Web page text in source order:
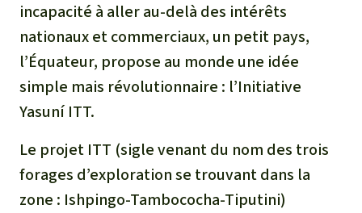
L'élevage industriel
L'or
Le braconnage
Les barrages
Dans la presse
incapacité à aller au-delà des intérêts
nationaux et commerciaux, un petit pays,
l’Équateur, propose au monde une idée
simple mais révolutionnaire : l’Initiative
Yasuní ITT.
Le projet ITT (sigle venant du nom des trois
forages d’exploration se trouvant dans la
zone : Ishpingo-Tambococha-Tiputini)